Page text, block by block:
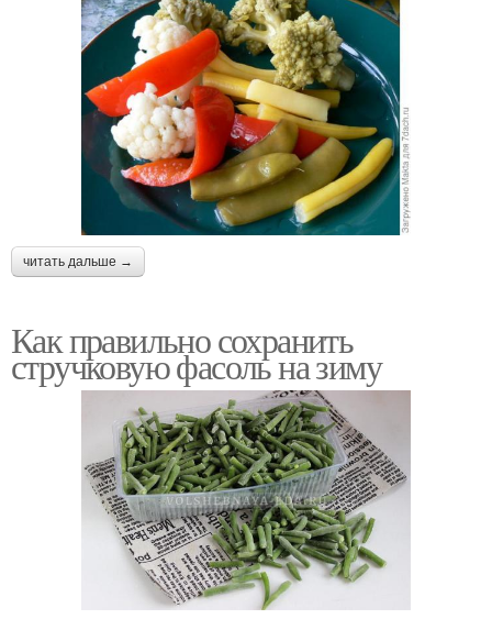
читать дальше →
Как правильно сохранить
стручковую фасоль на зиму